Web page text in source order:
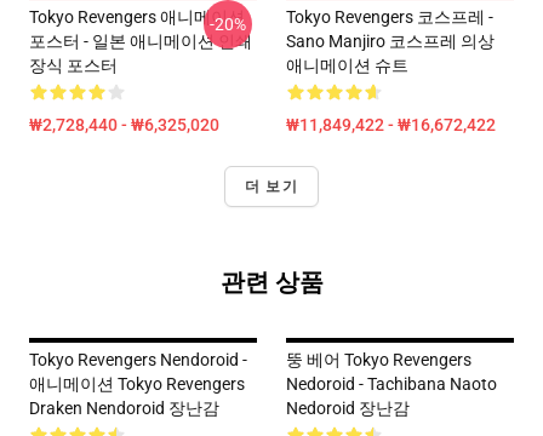
Tokyo Revengers 애니메이션
포스터 - 일본 애니메이션 인쇄
장식 포스터
₩2,728,440 - ₩6,325,020
-20%
Tokyo Revengers 코스프레 -
Sano Manjiro 코스프레 의상
애니메이션 슈트
₩11,849,422 - ₩16,672,422
더 보기
관련 상품
Tokyo Revengers Nendoroid -
애니메이션 Tokyo Revengers
Draken Nendoroid 장난감
뚱 베어 Tokyo Revengers
Nedoroid - Tachibana Naoto
Nedoroid 장난감